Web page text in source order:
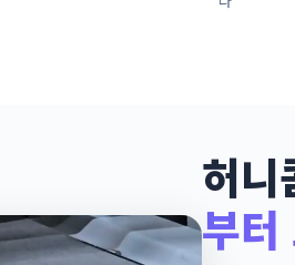
허니
부터